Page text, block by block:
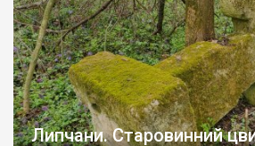
Липчани. Старовинний